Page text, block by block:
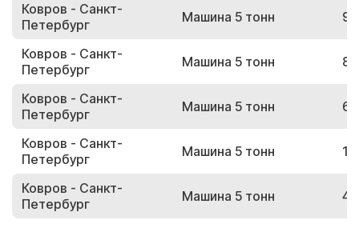
Ковров - Санкт-
Петербург
Машина 5 тонн
Ковров - Санкт-
Петербург
Машина 5 тонн
Ковров - Санкт-
Петербург
Машина 5 тонн
Ковров - Санкт-
Петербург
Машина 5 тонн
Ковров - Санкт-
Петербург
Машина 5 тонн